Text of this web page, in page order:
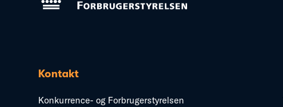
Kontakt
Konkurrence- og Forbrugerstyrelsen